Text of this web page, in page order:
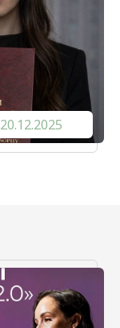
20.12.2025